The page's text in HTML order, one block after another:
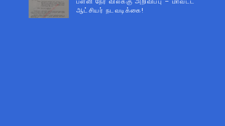
ஆட்சியர் நடவடிக்கை!